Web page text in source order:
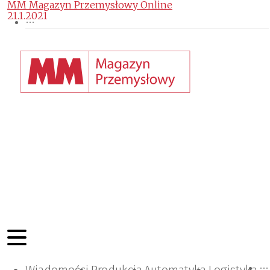
MM Magazyn Przemysłowy Online
21.1.2021